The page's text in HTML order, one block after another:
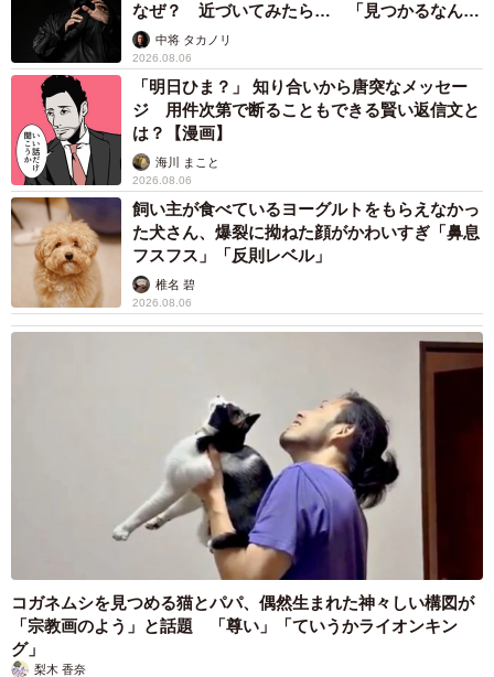
なぜ？ 近づいてみたら… 「見つかるなんて
未熟」中将 タカノリ
2026.08.06
「明日ひま？」 知り合いから唐突なメッセー
ジ 用件次第で断ることもできる賢い返信文と
は？【漫画】
海川 まこと
2026.08.06
飼い主が食べているヨーグルトをもらえなかっ
た犬さん、爆裂に拗ねた顔がかわいすぎ「鼻息
フスフス」「反則レベル」
椎名 碧
2026.08.06
コガネムシを見つめる猫とパパ、偶然生まれた神々しい構図が
「宗教画のよう」と話題 「尊い」「ていうかライオンキン
グ」
梨木 香奈